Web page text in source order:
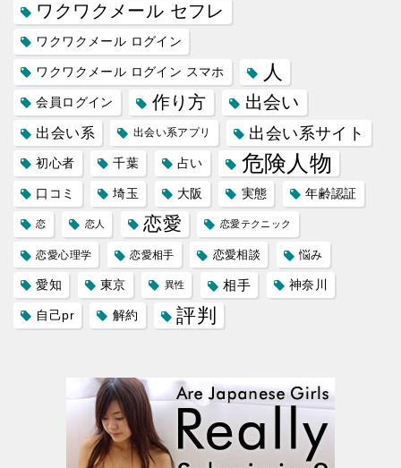
ワクワクメール セフレ
ワクワクメール ログイン
ワクワクメール ログイン スマホ 人
会員ログイン 作り方 出会い
出会い系 出会い系アプリ 出会い系サイト
初心者 千葉 占い 危険人物
口コミ 埼玉 大阪 実態 年齢認証
恋 恋人 恋愛 恋愛テクニック
恋愛心理学 恋愛相手 恋愛相談 悩み
愛知 東京 異性 相手 神奈川
自己pr 解約 評判